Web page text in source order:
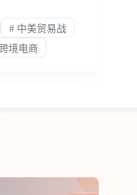
# 中美贸易战
跨境电商